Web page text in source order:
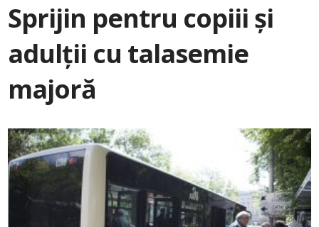
Sprijin pentru copiii și
adulții cu talasemie
majoră